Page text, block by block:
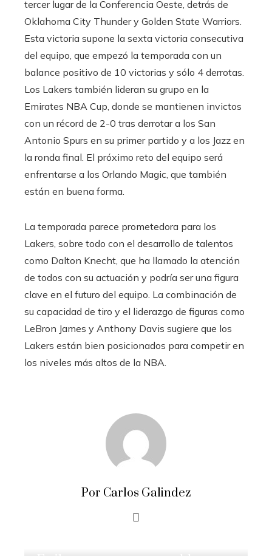
tercer lugar de la Conferencia Oeste, detrás de
Oklahoma City Thunder y Golden State Warriors.
Esta victoria supone la sexta victoria consecutiva
del equipo, que empezó la temporada con un
balance positivo de 10 victorias y sólo 4 derrotas.
Los Lakers también lideran su grupo en la
Emirates NBA Cup, donde se mantienen invictos
con un récord de 2-0 tras derrotar a los San
Antonio Spurs en su primer partido y a los Jazz en
la ronda final. El próximo reto del equipo será
enfrentarse a los Orlando Magic, que también
están en buena forma.
La temporada parece prometedora para los
Lakers, sobre todo con el desarrollo de talentos
como Dalton Knecht, que ha llamado la atención
de todos con su actuación y podría ser una figura
clave en el futuro del equipo. La combinación de
su capacidad de tiro y el liderazgo de figuras como
LeBron James y Anthony Davis sugiere que los
Lakers están bien posicionados para competir en
los niveles más altos de la NBA.
Por Carlos Galindez